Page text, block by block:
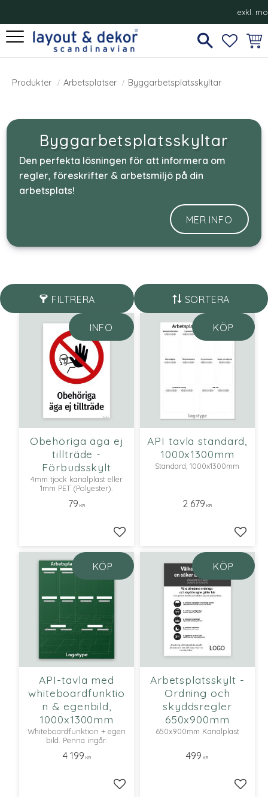
Meny
exkl.
Byggarbetsplatsskyltar
Produkter Arbetsplatser Byggarbetsplatsskyltar
Byggarbetsplatsskyltar
Den perfekta lösningen för att informera om
regler, föreskrifter & arbetsmiljö på din
arbetsplats!
MER INFO
FILTRERA SORTERA
Obehöriga äga ej
tillträde -
Förbudsskylt
4mm tjock kanalplast eller
1mm PET (Polyester).
79 KR
Lägg till i favoriter
INFO
API tavla standard,
1000x1300mm
Standard, 1000x1300mm
2 679 KR
Lägg
KÖP
API-tavla med
whiteboardfunktio
n & egenbild,
1000x1300mm
Whiteboardfunktion + egen
bild. Penna ingår.
4 199 KR
Lägg till i favoriter
KÖP
Arbetsplatsskylt -
Ordning och
skyddsregler
650x900mm
650x900mm Kanalplast
499 KR
Lägg
KÖP